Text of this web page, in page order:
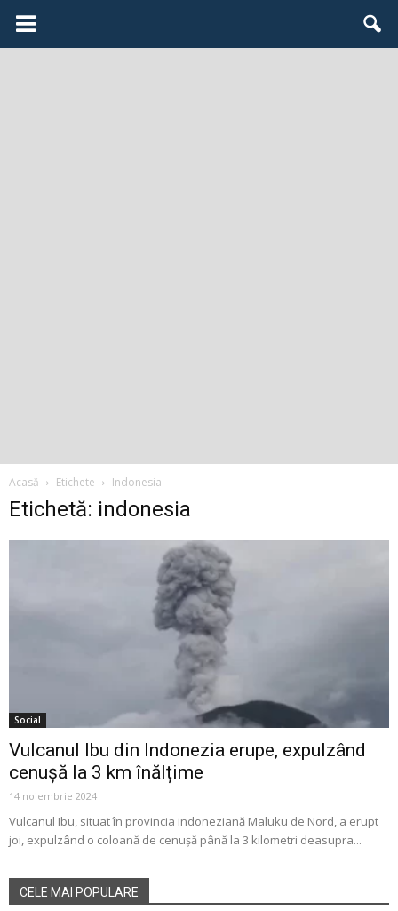
Acasă Etichete Indonesia
Etichetă: indonesia
Social
Vulcanul Ibu din Indonezia erupe, expulzând
cenușă la 3 km înălțime
14 noiembrie 2024
Vulcanul Ibu, situat în provincia indoneziană Maluku de Nord, a erupt
joi, expulzând o coloană de cenuşă până la 3 kilometri deasupra...
CELE MAI POPULARE